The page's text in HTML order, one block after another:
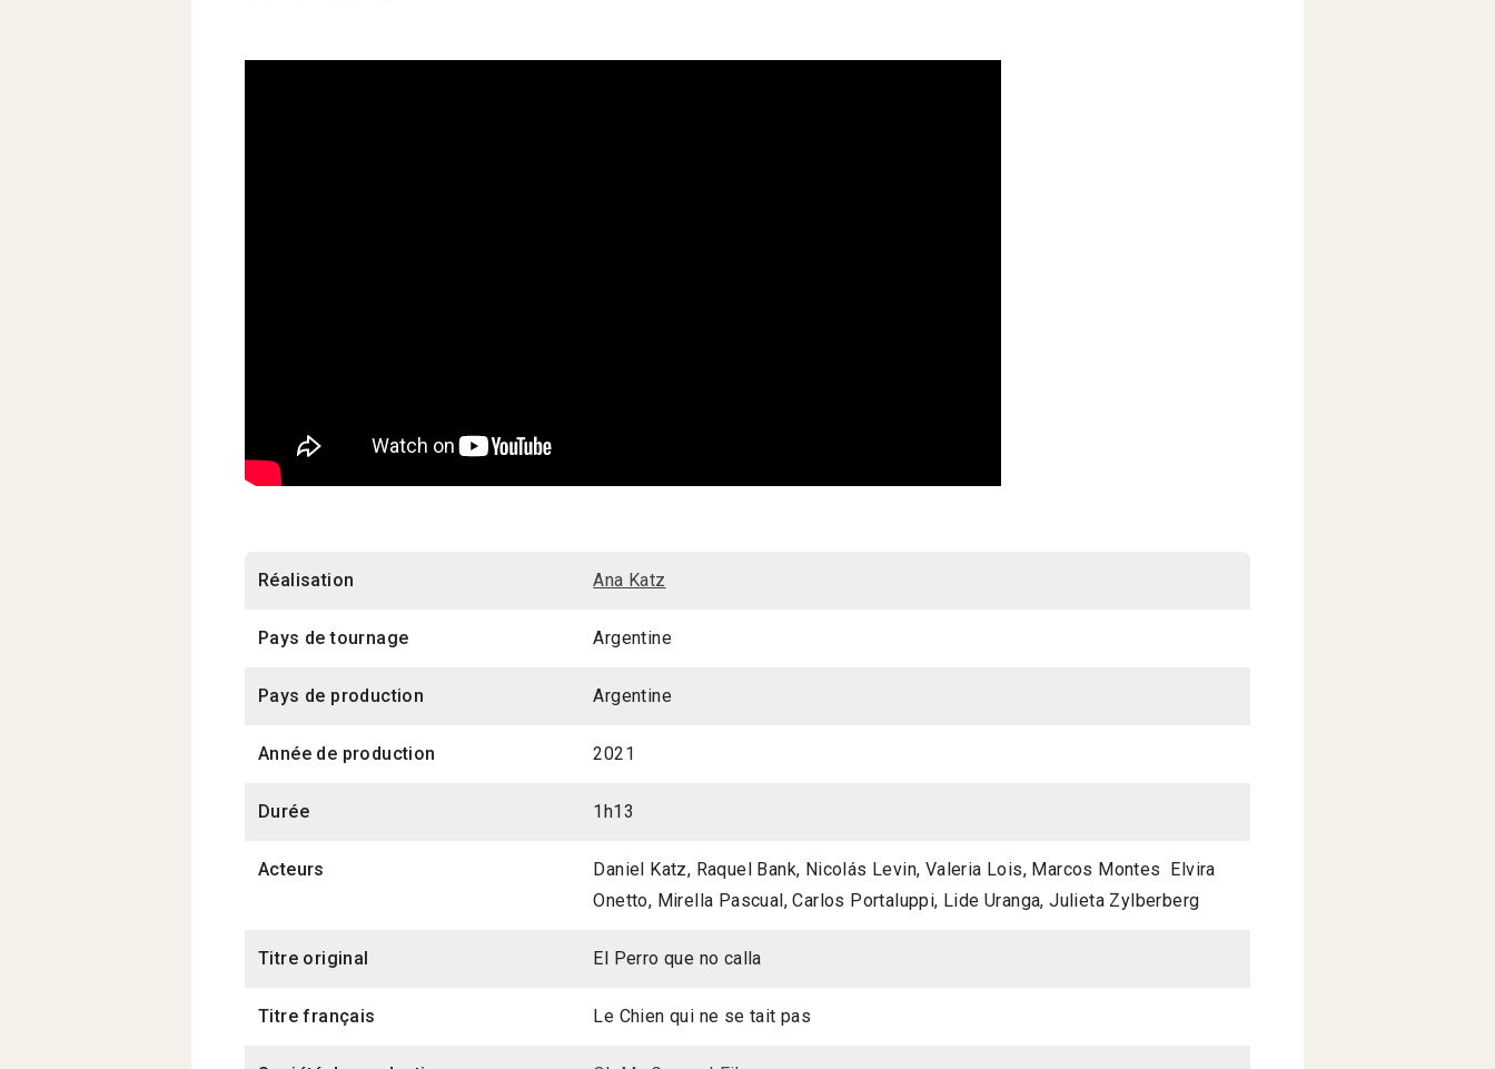
Réalisation Ana Katz
Pays de tournage Argentine
Pays de production Argentine
Année de production 2021
Durée 1h13
Acteurs
Daniel Katz, Raquel Bank, Nicolás Levin, Valeria Lois, Marcos Montes Elvira
Onetto, Mirella Pascual, Carlos Portaluppi, Lide Uranga, Julieta Zylberberg
Titre original El Perro que no calla
Titre français Le Chien qui ne se tait pas